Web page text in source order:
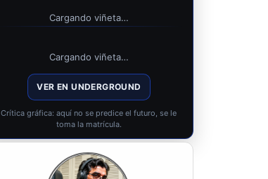
Cargando viñeta…
Cargando viñeta…
VER EN UNDERGROUND
Crítica gráfica: aquí no se predice el futuro, se le
toma la matrícula.